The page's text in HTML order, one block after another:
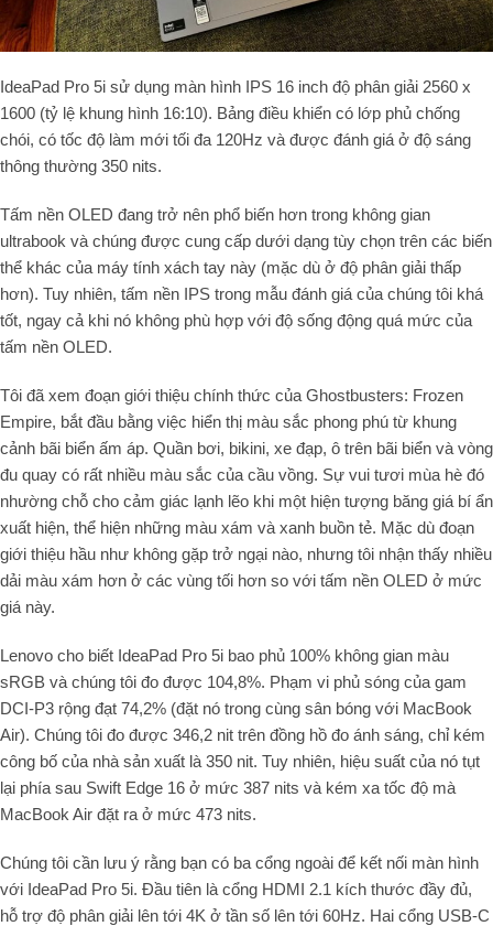
IdeaPad Pro 5i sử dụng màn hình IPS 16 inch độ phân giải 2560 x
1600 (tỷ lệ khung hình 16:10). Bảng điều khiển có lớp phủ chống
chói, có tốc độ làm mới tối đa 120Hz và được đánh giá ở độ sáng
thông thường 350 nits.
Tấm nền OLED đang trở nên phổ biến hơn trong không gian
ultrabook và chúng được cung cấp dưới dạng tùy chọn trên các biến
thể khác của máy tính xách tay này (mặc dù ở độ phân giải thấp
hơn). Tuy nhiên, tấm nền IPS trong mẫu đánh giá của chúng tôi khá
tốt, ngay cả khi nó không phù hợp với độ sống động quá mức của
tấm nền OLED.
Tôi đã xem đoạn giới thiệu chính thức của Ghostbusters: Frozen
Empire, bắt đầu bằng việc hiển thị màu sắc phong phú từ khung
cảnh bãi biển ấm áp. Quần bơi, bikini, xe đạp, ô trên bãi biển và vòng
đu quay có rất nhiều màu sắc của cầu vồng. Sự vui tươi mùa hè đó
nhường chỗ cho cảm giác lạnh lẽo khi một hiện tượng băng giá bí ẩn
xuất hiện, thể hiện những màu xám và xanh buồn tẻ. Mặc dù đoạn
giới thiệu hầu như không gặp trở ngại nào, nhưng tôi nhận thấy nhiều
dải màu xám hơn ở các vùng tối hơn so với tấm nền OLED ở mức
giá này.
Lenovo cho biết IdeaPad Pro 5i bao phủ 100% không gian màu
sRGB và chúng tôi đo được 104,8%. Phạm vi phủ sóng của gam
DCI-P3 rộng đạt 74,2% (đặt nó trong cùng sân bóng với MacBook
Air). Chúng tôi đo được 346,2 nit trên đồng hồ đo ánh sáng, chỉ kém
công bố của nhà sản xuất là 350 nit. Tuy nhiên, hiệu suất của nó tụt
lại phía sau Swift Edge 16 ở mức 387 nits và kém xa tốc độ mà
MacBook Air đặt ra ở mức 473 nits.
Chúng tôi cần lưu ý rằng bạn có ba cổng ngoài để kết nối màn hình
với IdeaPad Pro 5i. Đầu tiên là cổng HDMI 2.1 kích thước đầy đủ,
hỗ trợ độ phân giải lên tới 4K ở tần số lên tới 60Hz. Hai cổng USB-C